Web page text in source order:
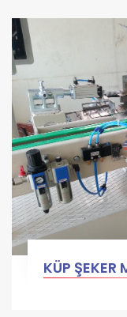
KÜP ŞEKER